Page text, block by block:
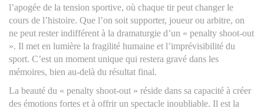
l’apogée de la tension sportive, où chaque tir peut changer le
cours de l’histoire. Que l’on soit supporter, joueur ou arbitre, on
ne peut rester indifférent à la dramaturgie d’un « penalty shoot-out
». Il met en lumière la fragilité humaine et l’imprévisibilité du
sport. C’est un moment unique qui restera gravé dans les
mémoires, bien au-delà du résultat final.
La beauté du « penalty shoot-out » réside dans sa capacité à créer
des émotions fortes et à offrir un spectacle inoubliable. Il est la